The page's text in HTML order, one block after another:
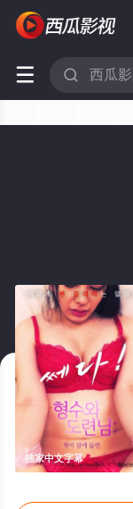
 
独家中文字幕